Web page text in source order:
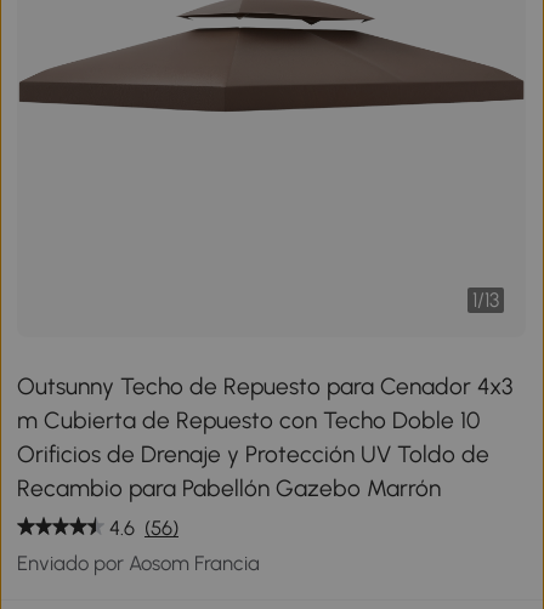
1/13
Outsunny Techo de Repuesto para Cenador 4x3
m Cubierta de Repuesto con Techo Doble 10
Orificios de Drenaje y Protección UV Toldo de
Recambio para Pabellón Gazebo Marrón
4.6 (56)
Enviado por Aosom Francia